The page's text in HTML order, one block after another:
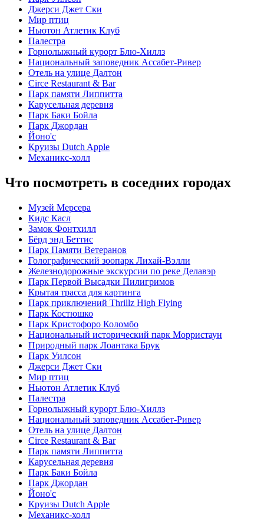
Джерси Джет Ски
Мир птиц
Ньютон Атлетик Клуб
Палестра
Горнолыжный курорт Блю-Хиллз
Национальный заповедник Ассабет-Ривер
Отель на улице Далтон
Circe Restaurant & Bar
Парк памяти Липпитта
Карусельная деревня
Парк Баки Бойла
Парк Джордан
Йоно'с
Круизы Dutch Apple
Механикс-холл
Что посмотреть в соседних городах
Музей Мерсера
Кидс Касл
Замок Фонтхилл
Бёрд энд Беттис
Парк Памяти Ветеранов
Голографический зоопарк Лихай-Вэлли
Железнодорожные экскурсии по реке Делавэр
Парк Первой Высадки Пилигримов
Крытая трасса для картинга
Парк приключений Thrillz High Flying
Парк Костюшко
Парк Кристофоро Коломбо
Национальный исторический парк Морристаун
Природный парк Лоантака Брук
Парк Уилсон
Джерси Джет Ски
Мир птиц
Ньютон Атлетик Клуб
Палестра
Горнолыжный курорт Блю-Хиллз
Национальный заповедник Ассабет-Ривер
Отель на улице Далтон
Circe Restaurant & Bar
Парк памяти Липпитта
Карусельная деревня
Парк Баки Бойла
Парк Джордан
Йоно'с
Круизы Dutch Apple
Механикс-холл